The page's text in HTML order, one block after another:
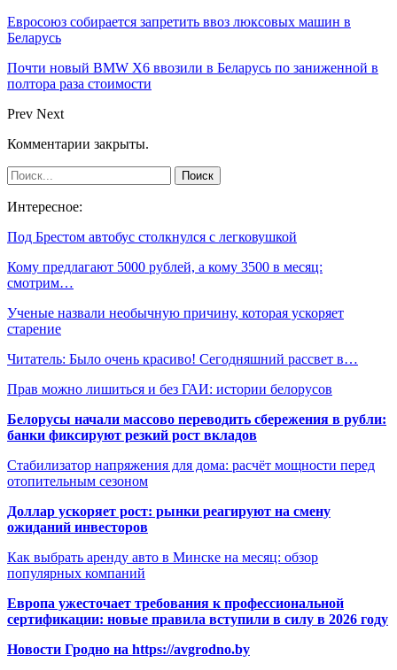
Евросоюз собирается запретить ввоз люксовых машин в
Беларусь
Почти новый BMW X6 ввозили в Беларусь по заниженной в
полтора раза стоимости
Prev Next
Комментарии закрыты.
Интересное:
Под Брестом автобус столкнулся с легковушкой
Кому предлагают 5000 рублей, а кому 3500 в месяц:
смотрим…
Ученые назвали необычную причину, которая ускоряет
старение
Читатель: Было очень красиво! Сегодняшний рассвет в…
Прав можно лишиться и без ГАИ: истории белорусов
Белорусы начали массово переводить сбережения в рубли:
банки фиксируют резкий рост вкладов
Стабилизатор напряжения для дома: расчёт мощности перед
отопительным сезоном
Доллар ускоряет рост: рынки реагируют на смену
ожиданий инвесторов
Как выбрать аренду авто в Минске на месяц: обзор
популярных компаний
Европа ужесточает требования к профессиональной
сертификации: новые правила вступили в силу в 2026 году
Новости Гродно на https://avgrodno.by